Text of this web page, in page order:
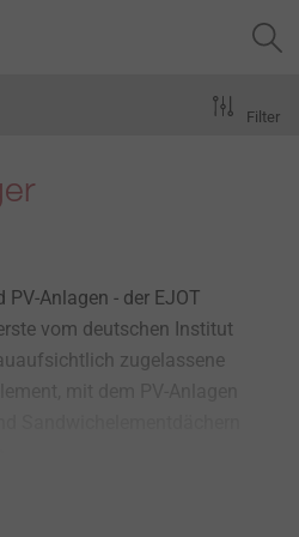
Anlagen - der EJOT
vom deutschen Institut
zugelassene
Filter